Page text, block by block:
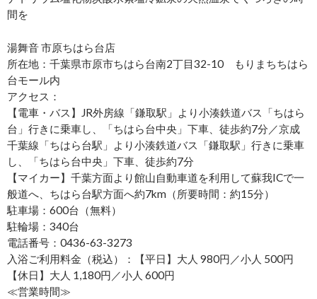
間を
湯舞音 市原ちはら台店
所在地：千葉県市原市ちはら台南2丁目32-10 もりまちちはら
台モール内
アクセス：
【電車・バス】JR外房線「鎌取駅」より小湊鉄道バス「ちはら
台」行きに乗車し、「ちはら台中央」下車、徒歩約7分／京成
千葉線「ちはら台駅」より小湊鉄道バス「鎌取駅」行きに乗車
し、「ちはら台中央」下車、徒歩約7分
【マイカー】千葉方面より館山自動車道を利用して蘇我ICで一
般道へ、ちはら台駅方面へ約7km（所要時間：約15分）
駐車場：600台（無料）
駐輪場：340台
電話番号：0436-63-3273
入浴ご利用料金（税込）：【平日】大人 980円／小人 500円
【休日】大人 1,180円／小人 600円
≪営業時間≫